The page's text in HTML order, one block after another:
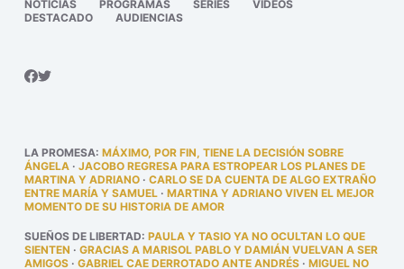
NOTICIAS PROGRAMAS SERIES
VÍDEOS
DESTACADO
AUDIENCIAS
LA PROMESA: MÁXIMO, POR FIN, TIENE LA DECISIÓN SOBRE
ÁNGELA· JACOBO REGRESA PARA ESTROPEAR LOS PLANES DE
MARTINA Y ADRIANO· CARLO SE DA CUENTA DE ALGO EXTRAÑO
ENTRE MARÍA Y SAMUEL· MARTINA Y ADRIANO VIVEN EL MEJOR
MOMENTO DE SU HISTORIA DE AMOR
SUEÑOS DE LIBERTAD: PAULA Y TASIO YA NO OCULTAN LO QUE
SIENTEN · GRACIAS A MARISOL PABLO Y DAMIÁN VUELVAN A SER
AMIGOS· GABRIEL CAE DERROTADO ANTE ANDRÉS· MIGUEL NO